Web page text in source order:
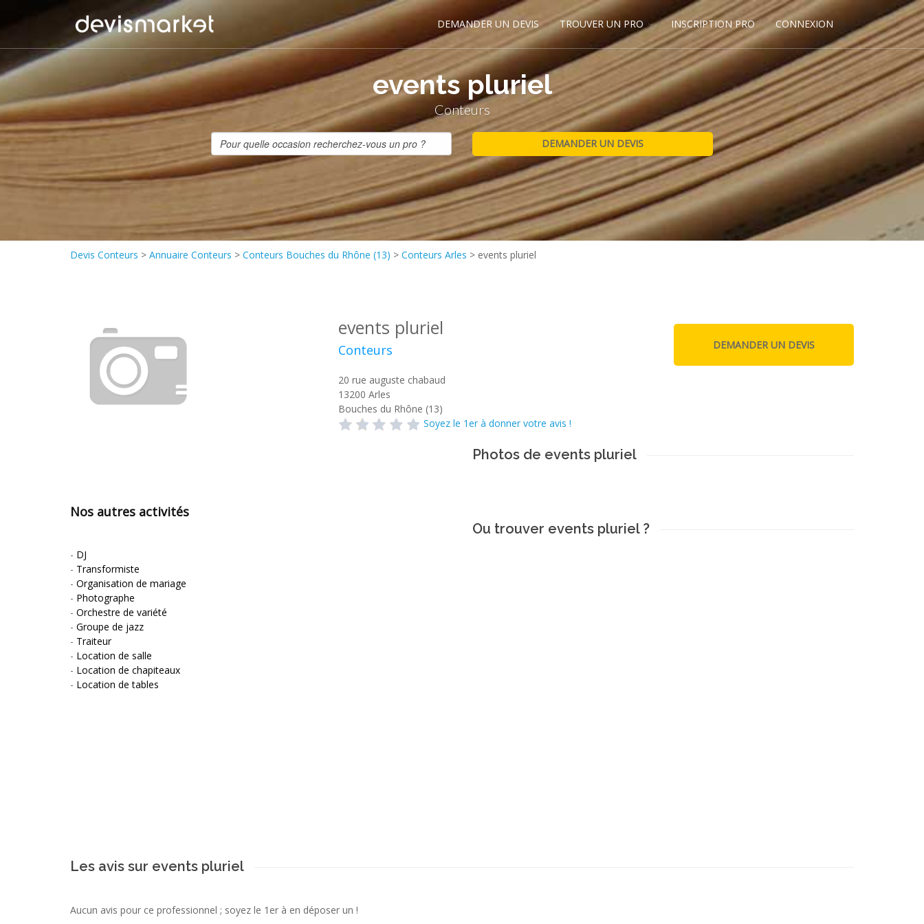
DEMANDER UN DEVIS TROUVER UN PRO INSCRIPTION PRO CONNEXION
events pluriel
Conteurs
Devis Conteurs > Annuaire Conteurs > Conteurs Bouches du Rhône (13) > Conteurs Arles > events pluriel
events pluriel
Conteurs
20 rue auguste chabaud
13200 Arles
Bouches du Rhône (13)
Soyez le 1er à donner votre avis !
Nos autres activités
- DJ
- Transformiste
- Organisation de mariage
- Photographe
- Orchestre de variété
- Groupe de jazz
- Traiteur
- Location de salle
- Location de chapiteaux
- Location de tables
Photos de events pluriel
Ou trouver events pluriel ?
Les avis sur events pluriel
Aucun avis pour ce professionnel ; soyez le 1er à en déposer un !